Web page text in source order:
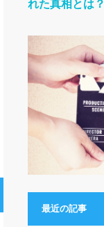
れた真相とは？
最近の記事